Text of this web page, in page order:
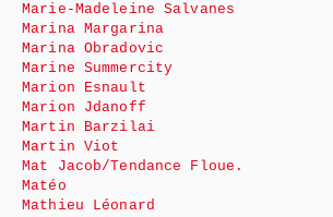
Marie-Madeleine Salvanes
Marina Margarina
Marina Obradovic
Marine Summercity
Marion Esnault
Marion Jdanoff
Martin Barzilai
Martin Viot
Mat Jacob/Tendance Floue.
Matéo
Mathieu Léonard